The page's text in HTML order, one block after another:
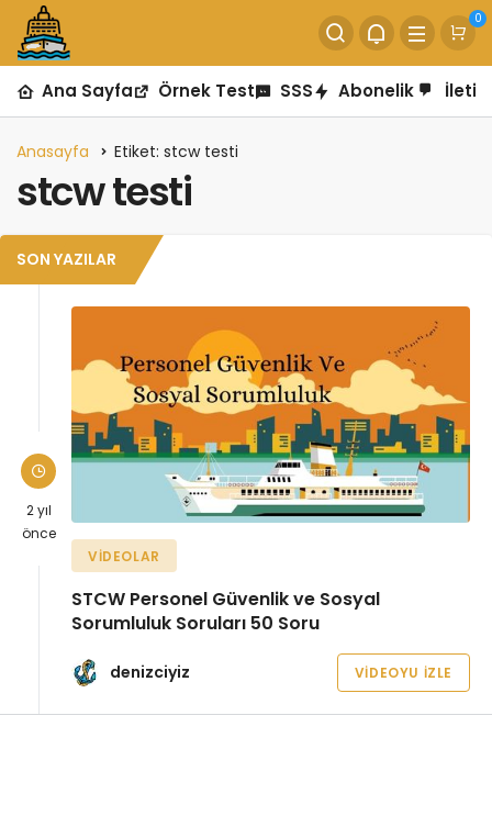
0
Ana Sayfa Örnek Test SSS Abonelik
Anasayfa Etiket: stcw testi
stcw testi
SON YAZILAR
2 yıl
önce
VIDEOLAR
STCW Personel Güvenlik ve Sosyal
Sorumluluk Soruları 50 Soru
denizciyiz VIDEOYU İZLE